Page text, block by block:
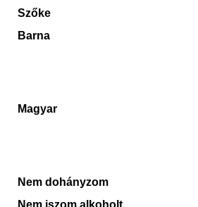
Szőke
Barna
Magyar
Nem dohányzom
Nem iszom alkoholt